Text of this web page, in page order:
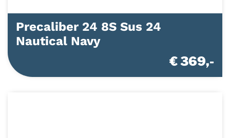
Precaliber 24 8S Sus 24
Nautical Navy
€ 369,-